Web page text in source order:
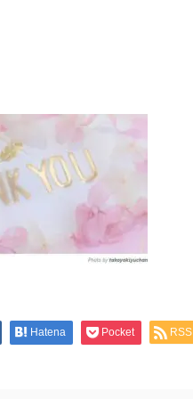
Hatena Pocket RSS